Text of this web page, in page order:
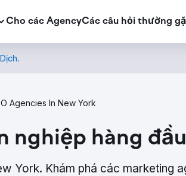
Cho các AgencyCác câu hỏi thường
.
Agencies In New York
nghiệp hàng
York. Khám phá các marketing